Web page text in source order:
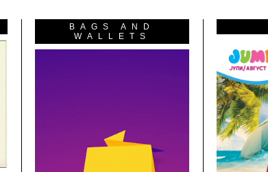
BAGS AND
WALLETS